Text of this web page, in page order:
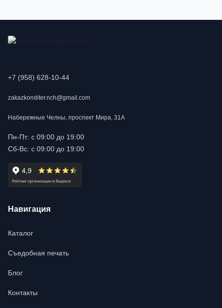
+7 (958) 628-10-44
zakazkonditer.nch@gmail.com
Набережные Челны, проспект Мира, 31А
Пн-Пт: с 09:00 до 19:00
Сб-Вс: с 09:00 до 19:00
Навигация
Каталог
Съедобная печать
Блог
Контакты